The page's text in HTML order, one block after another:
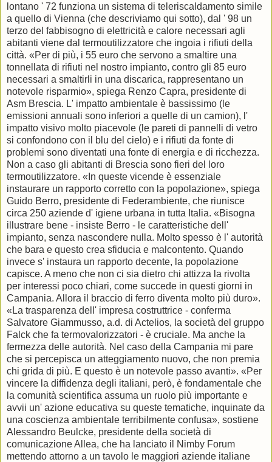
lontano ' 72 funziona un sistema di teleriscaldamento simile
a quello di Vienna (che descriviamo qui sotto), dal ' 98 un
terzo del fabbisogno di elettricità e calore necessari agli
abitanti viene dal termoutilizzatore che ingoia i rifiuti della
città. «Per di più, i 55 euro che servono a smaltire una
tonnellata di rifiuti nel nostro impianto, contro gli 85 euro
necessari a smaltirli in una discarica, rappresentano un
notevole risparmio», spiega Renzo Capra, presidente di
Asm Brescia. L' impatto ambientale è bassissimo (le
emissioni annuali sono inferiori a quelle di un camion), l'
impatto visivo molto piacevole (le pareti di pannelli di vetro
si confondono con il blu del cielo) e i rifiuti da fonte di
problemi sono diventati una fonte di energia e di ricchezza.
Non a caso gli abitanti di Brescia sono fieri del loro
termoutilizzatore. «In queste vicende è essenziale
instaurare un rapporto corretto con la popolazione», spiega
Guido Berro, presidente di Federambiente, che riunisce
circa 250 aziende d' igiene urbana in tutta Italia. «Bisogna
illustrare bene - insiste Berro - le caratteristiche dell'
impianto, senza nascondere nulla. Molto spesso è l' autorità
che bara e questo crea sfiducia e malcontento. Quando
invece s' instaura un rapporto decente, la popolazione
capisce. A meno che non ci sia dietro chi attizza la rivolta
per interessi poco chiari, come succede in questi giorni in
Campania. Allora il braccio di ferro diventa molto più duro».
«La trasparenza dell' impresa costruttrice - conferma
Salvatore Giammusso, a.d. di Actelios, la società del gruppo
Falck che fa termovalorizzatori - è cruciale. Ma anche la
fermezza delle autorità. Nel caso della Campania mi pare
che si percepisca un atteggiamento nuovo, che non premia
chi grida di più. E questo è un notevole passo avanti». «Per
vincere la diffidenza degli italiani, però, è fondamentale che
la comunità scientifica assuma un ruolo più importante e
avvii un' azione educativa su queste tematiche, inquinate da
una coscienza ambientale terribilmente confusa», sostiene
Alessandro Beulcke, presidente della società di
comunicazione Allea, che ha lanciato il Nimby Forum
mettendo attorno a un tavolo le maggiori aziende italiane